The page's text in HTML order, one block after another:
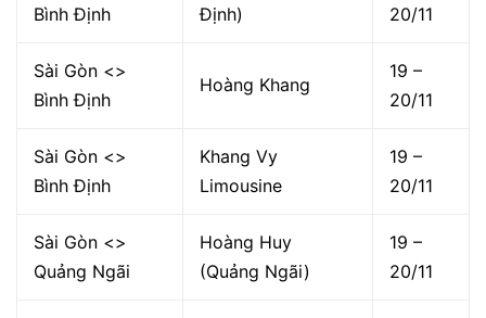
Bình Định
Định)
20/11
Sài Gòn <>
Bình Định
Hoàng Khang
19 –
20/11
Sài Gòn <>
Bình Định
Khang Vy
Limousine
19 –
20/11
Sài Gòn <>
Quảng Ngãi
Hoàng Huy
(Quảng Ngãi)
19 –
20/11